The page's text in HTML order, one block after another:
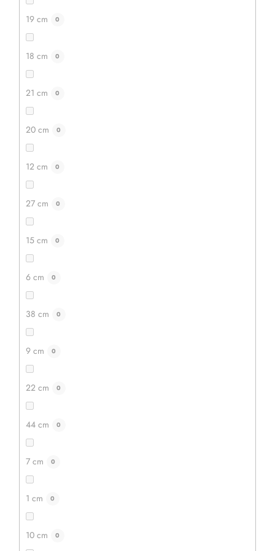
19 cm 0
18 cm 0
21 cm 0
20 cm 0
12 cm 0
27 cm 0
15 cm 0
6 cm 0
38 cm 0
9 cm 0
22 cm 0
44 cm 0
7 cm 0
1 cm 0
10 cm 0
na spoju zvarjen. Ponujamo različne velikosti .